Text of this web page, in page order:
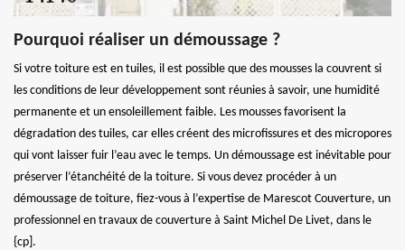
Pourquoi réaliser un démoussage ?
Si votre toiture est en tuiles, il est possible que des mousses la couvrent si
les conditions de leur développement sont réunies à savoir, une humidité
permanente et un ensoleillement faible. Les mousses favorisent la
dégradation des tuiles, car elles créent des microfissures et des micropores
qui vont laisser fuir l’eau avec le temps. Un démoussage est inévitable pour
préserver l’étanchéité de la toiture. Si vous devez procéder à un
démoussage de toiture, fiez-vous à l’expertise de Marescot Couverture, un
professionnel en travaux de couverture à Saint Michel De Livet, dans le
{cp].